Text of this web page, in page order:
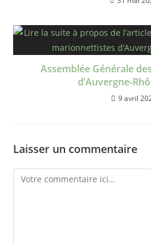
Assemblée Générale
d’Auvergne-
9 avril
Laisser un commentaire